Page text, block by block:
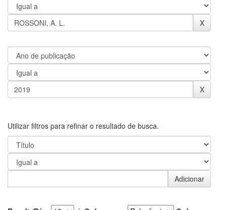
Utilizar filtros para refinar o resultado de busca.